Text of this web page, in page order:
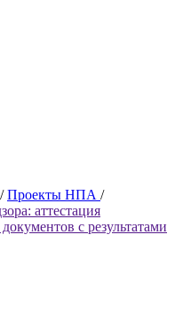
/ Проекты НПА /
аттестация
с результатами